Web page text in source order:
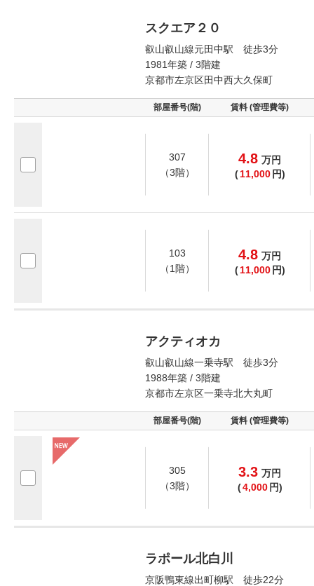
スクエア２０
叡山叡山線元田中駅 徒歩3分
1981年築 / 3階建
京都市左京区田中西大久保町
部屋番号(階) 賃料 (管理費等)
307
（3階）
4.8 万円
( 11,000 円)
103
（1階）
4.8 万円
( 11,000 円)
アクティオカ
叡山叡山線一乗寺駅 徒歩3分
1988年築 / 3階建
京都市左京区一乗寺北大丸町
部屋番号(階) 賃料 (管理費等)
305
（3階）
3.3 万円
(4,000 円)
ラポール北白川
京阪鴨東線出町柳駅 徒歩22分